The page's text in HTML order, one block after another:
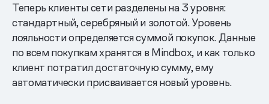
Теперь клиенты сети разделены на 3 уровня:
стандартный, серебряный и золотой. Уровень
лояльности определяется суммой покупок. Данные
по всем покупкам хранятся в Mindbox, и как только
клиент потратил достаточную сумму, ему
автоматически присваивается новый уровень.